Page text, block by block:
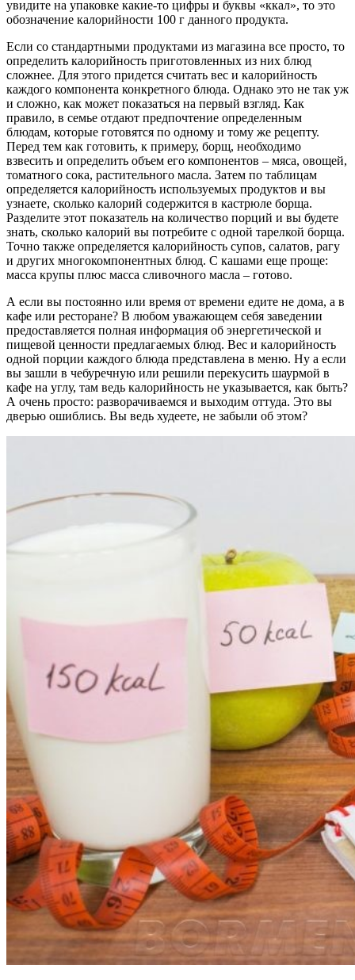
увидите на упаковке какие-то цифры и буквы «ккал», то это
обозначение калорийности 100 г данного продукта.
Если со стандартными продуктами из магазина все просто, то
определить калорийность приготовленных из них блюд
сложнее. Для этого придется считать вес и калорийность
каждого компонента конкретного блюда. Однако это не так уж
и сложно, как может показаться на первый взгляд. Как
правило, в семье отдают предпочтение определенным
блюдам, которые готовятся по одному и тому же рецепту.
Перед тем как готовить, к примеру, борщ, необходимо
взвесить и определить объем его компонентов – мяса, овощей,
томатного сока, растительного масла. Затем по таблицам
определяется калорийность используемых продуктов и вы
узнаете, сколько калорий содержится в кастрюле борща.
Разделите этот показатель на количество порций и вы будете
знать, сколько калорий вы потребите с одной тарелкой борща.
Точно также определяется калорийность супов, салатов, рагу
и других многокомпонентных блюд. С кашами еще проще:
масса крупы плюс масса сливочного масла – готово.
А если вы постоянно или время от времени едите не дома, а в
кафе или ресторане? В любом уважающем себя заведении
предоставляется полная информация об энергетической и
пищевой ценности предлагаемых блюд. Вес и калорийность
одной порции каждого блюда представлена в меню. Ну а если
вы зашли в чебуречную или решили перекусить шаурмой в
кафе на углу, там ведь калорийность не указывается, как быть?
А очень просто: разворачиваемся и выходим оттуда. Это вы
дверью ошиблись. Вы ведь худеете, не забыли об этом?